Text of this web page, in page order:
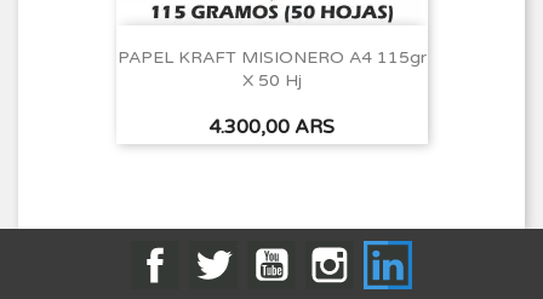
PAPEL KRAFT MISIONERO A4 115gr
X 50 Hj
Precio
4.300,00 ARS
FacebookTwitter YouTubeInstagram